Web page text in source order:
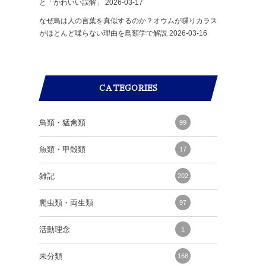
と「かわいい誤解」
2026-03-17
なぜ鳥は人の言葉を真似するのか？オウムが喋りカラス
がほとんど喋らない理由を鳥類学で解説 2026-03-16
CATEGORIES
鳥類・猛禽類 99
魚類・甲殻類 17
雑記 202
爬虫類・両生類 97
活動理念 1
未分類 168